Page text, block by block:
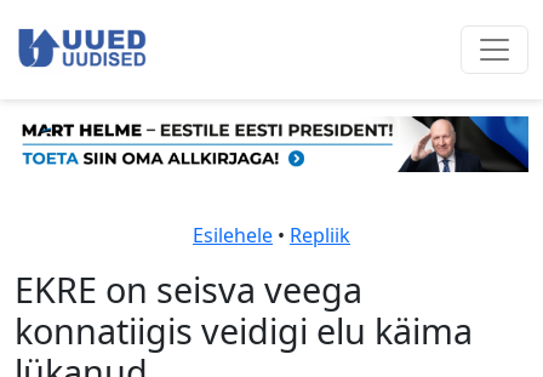
Esilehele • Repliik
EKRE on seisva veega
konnatiigis veidigi elu käima